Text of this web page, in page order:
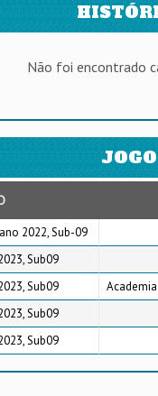
Não foi encontrado
2022, Sub-09
Sub09
Sub09
Sub09
Sub09